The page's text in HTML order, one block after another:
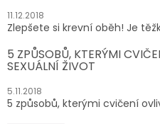
11.12.2018
Zlepšete si krevní oběh! Je
5 ZPŮSOBŮ, KTERÝMI
SEXUÁLNÍ ŽIVOT
5.11.2018
5 způsobů, kterými cvičení